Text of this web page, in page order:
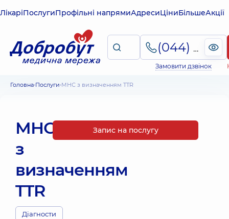
ЛікаріПослугиПрофільні напрямиАдресиЦіниБільшеАкції
(044) 495-2-888
Замовити дзвінок
Головна Послуги МНС з визначенням TTR
МНС
з
визначенням
TTR
Діагности
Запис на послугу